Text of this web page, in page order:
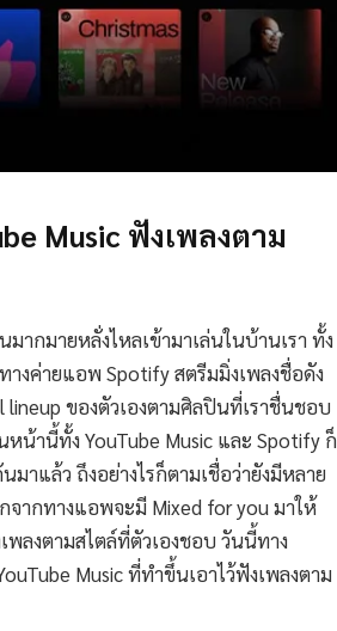
Music ฟังเพลงตาม
ากมายหลั่งไหลเข้ามาเล่นในบ้านเรา ทั้ง
างค่ายแอพ Spotify สตรีมมิ่งเพลงชื่อดัง
lineup ของตัวเองตามศิลปินที่เราชื่นชอบ
น้านี้ทั้ง YouTube Music และ Spotify ก็
มาแล้ว ถึงอย่างไรก็ตามเชื่อว่ายังมีหลาย
ากทางแอพจะมี Mixed for you มาให้
พลงตามสไตล์ที่ตัวเองชอบ วันนี้ทาง
Music ที่ทำขึ้นเอาไว้ฟังเพลงตาม